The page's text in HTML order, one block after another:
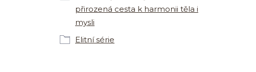
přirozená cesta k harmonii těla i
mysli
Elitní série